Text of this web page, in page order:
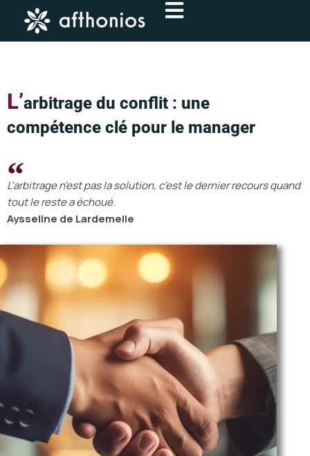
contenu
L’arbitrage du conflit : une
compétence clé pour le manager
L'arbitrage n'est pas la solution, c'est le dernier recours quand
tout le reste a échoué.
Aysseline de Lardemelle